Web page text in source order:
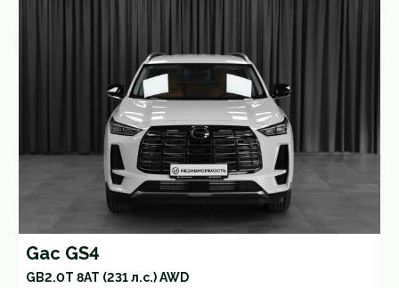
Gac GS4
GB2.0T 8AT (231 л.с.) AWD